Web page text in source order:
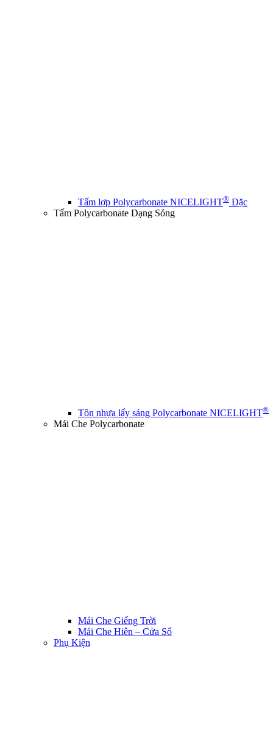
Tấm lợp Polycarbonate NICELIGHT® Đặc
Tấm Polycarbonate Dạng Sóng
Tôn nhựa lấy sáng Polycarbonate NICELIGHT®
Mái Che Polycarbonate
Mái Che Giếng Trời
Mái Che Hiên – Cửa Sổ
Phụ Kiện